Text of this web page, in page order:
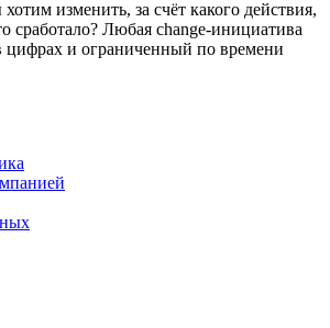
изменить, за счёт какого действия,
сработало? Любая change-инициатива
цифрах и ограниченный по времени